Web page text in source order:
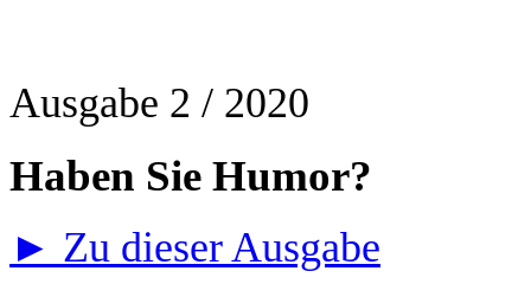
Ausgabe 2 / 2020
Haben Sie Humor?
► Zu dieser Ausgabe